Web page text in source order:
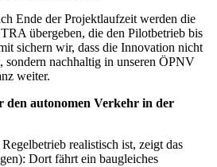
Ende der Projektlaufzeit werden die
übergeben, die den Pilotbetrieb bis
sichern wir, dass die Innovation nicht
sondern nachhaltig in unseren ÖPNV
weiter.
den autonomen Verkehr in der
realistisch ist, zeigt das
Dort fährt ein baugleiches